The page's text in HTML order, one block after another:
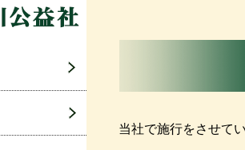
当社で施行をさせて